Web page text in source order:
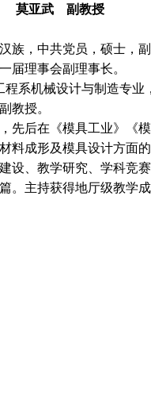
莫亚武 副教授
族，中共党员，硕士，副
届理事会副理事长。
系机械设计与制造专
教授。
先后在《模具工业》《
成形及模具设计方面
设、教学研究、学科竞
。主持获得地厅级教学